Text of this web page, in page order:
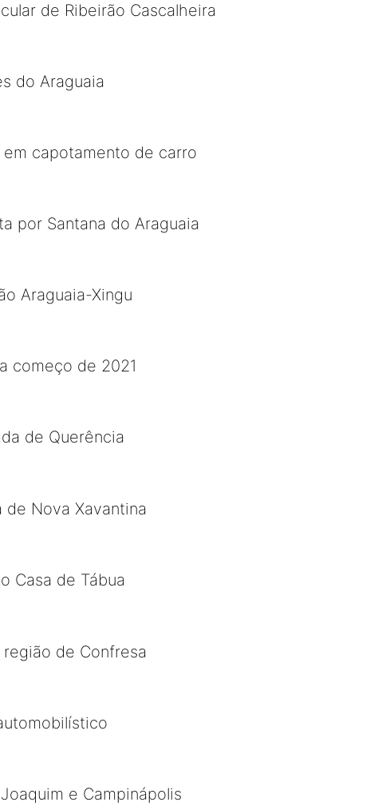
de Ribeirão Cascalheira
do Araguaia
capotamento de carro
por Santana do Araguaia
Araguaia-Xingu
começo de 2021
de Querência
Nova Xavantina
Casa de Tábua
de Confresa
e Campinápolis